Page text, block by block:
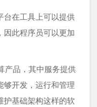
台在工具上可以提供
因此程序员可以更加
产品，其中服务提供
够开发，运行和管理
护基础架构这样的软